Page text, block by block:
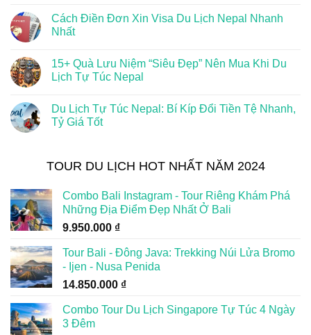
Cách Điền Đơn Xin Visa Du Lịch Nepal Nhanh
Nhất
15+ Quà Lưu Niệm “Siêu Đẹp” Nên Mua Khi Du
Lịch Tự Túc Nepal
Du Lịch Tự Túc Nepal: Bí Kíp Đổi Tiền Tệ Nhanh,
Tỷ Giá Tốt
TOUR DU LỊCH HOT NHẤT NĂM 2024
Combo Bali Instagram - Tour Riêng Khám Phá
Những Địa Điểm Đẹp Nhất Ở Bali
9.950.000 ₫
Tour Bali - Đông Java: Trekking Núi Lửa Bromo
- Ijen - Nusa Penida
14.850.000 ₫
Combo Tour Du Lịch Singapore Tự Túc 4 Ngày
3 Đêm